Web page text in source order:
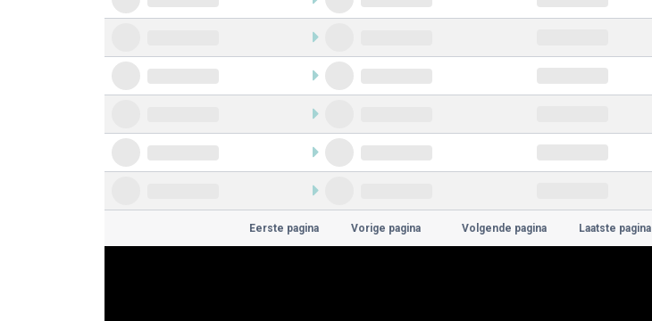
Eerste pagina Vorige pagina Volgende pagina Laatste pagina